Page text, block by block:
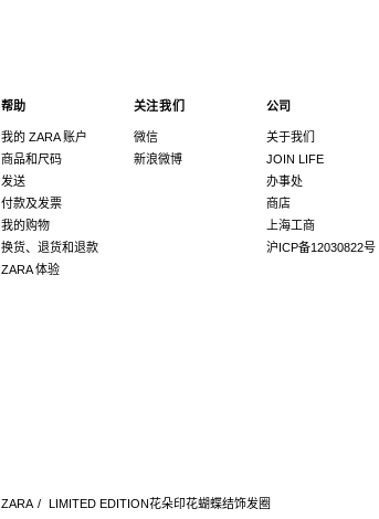
帮助
我的 ZARA 账户
商品和尺码
发送
付款及发票
我的购物
换货、退货和退款
ZARA 体验
关注我们
微信
新浪微博
公司
关于我们
JOIN LIFE
办事处
商店
上海工商
沪ICP备12030822号
ZARA / LIMITED EDITION花朵印花蝴蝶结饰发圈